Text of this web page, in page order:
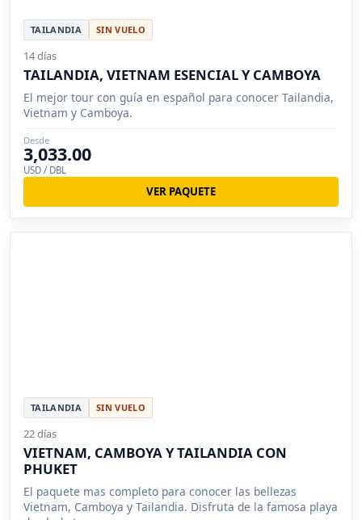
TAILANDIA SIN VUELO
14 días
TAILANDIA, VIETNAM ESENCIAL Y CAMBOYA
El mejor tour con guía en español para conocer Tailandia,
Vietnam y Camboya.
Desde
3,033.00
USD / DBL
VER PAQUETE
TAILANDIA SIN VUELO
22 días
VIETNAM, CAMBOYA Y TAILANDIA CON
PHUKET
El paquete mas completo para conocer las bellezas
Vietnam, Camboya y Tailandia. Disfruta de la famosa playa